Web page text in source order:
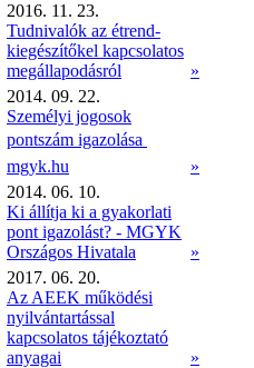
2016. 11. 23.
Tudnivalók az étrend-
kiegészítőkel kapcsolatos
megállapodásról
»
2014. 09. 22.
Személyi jogosok
pontszám igazolása 
mgyk.hu
»
2014. 06. 10.
Ki állítja ki a gyakorlati
pont igazolást? - MGYK
Országos Hivatala
»
2017. 06. 20.
Az AEEK működési
nyilvántartással
kapcsolatos tájékoztató
anyagai
»